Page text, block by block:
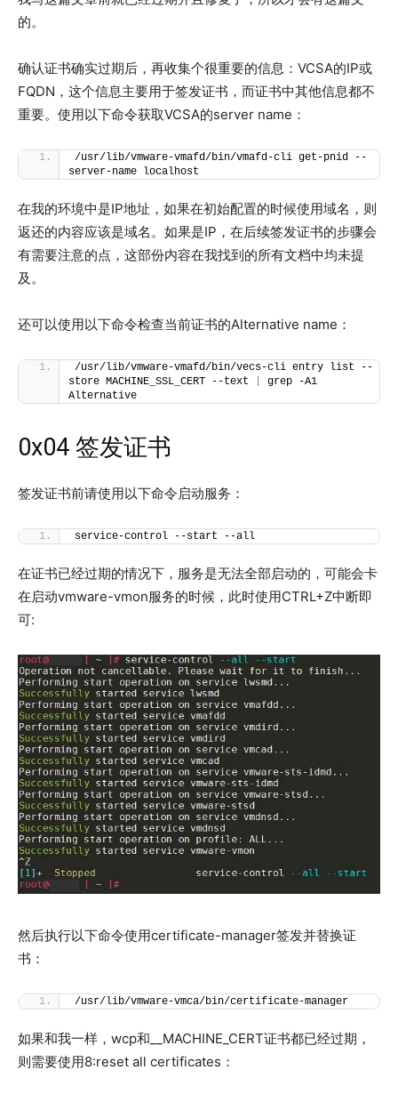
的。
确认证书确实过期后，再收集个很重要的信息：VCSA的IP或
FQDN，这个信息主要用于签发证书，而证书中其他信息都不
重要。使用以下命令获取VCSA的server name：
/usr/lib/vmware-vmafd/bin/vmafd-cli get-pnid --
server-name localhost
在我的环境中是IP地址，如果在初始配置的时候使用域名，则
返还的内容应该是域名。如果是IP，在后续签发证书的步骤会
有需要注意的点，这部份内容在我找到的所有文档中均未提
及。
还可以使用以下命令检查当前证书的Alternative name：
/usr/lib/vmware-vmafd/bin/vecs-cli entry list --
store MACHINE_SSL_CERT --text
grep -A1
Alternative
0x04 签发证书
签发证书前请使用以下命令启动服务：
service-control --start --all
在证书已经过期的情况下，服务是无法全部启动的，可能会卡
在启动vmware-vmon服务的时候，此时使用CTRL+Z中断即
可:
然后执行以下命令使用certificate-manager签发并替换证
书：
/usr/lib/vmware-vmca/bin/certificate-manager
如果和我一样，wcp和__MACHINE_CERT证书都已经过期，
则需要使用8:reset all certificates：